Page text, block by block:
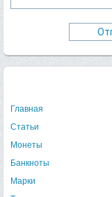
Главная
Статьи
Монеты
Банкноты
Марки